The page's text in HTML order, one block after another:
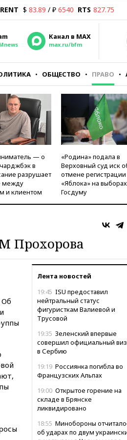
$ 83.89 / ₽ 6540 RTS 827.75
Канал в MAX
max.ru/bfm
ОБЩЕСТВО ПРАВО
— о
в
разрушает
между
и клиентом
«Родина» подала в
Верховный суд иск
отмене регистрации
«Яблока» на
Госдуму
Прохорова
Лента новостей
19:45 ISU предоставил
нейтральный статус
фигуристкам Валиевой и
Трусовой
19:35 Зеленский впервые
совершил официальный
в Сербию
19:19 Россиянка погибла во
Французских Альпах
19:00 Открытое горение на
складе в Брянске
ликвидировано
18:55 Минобороны
об ударах по двум